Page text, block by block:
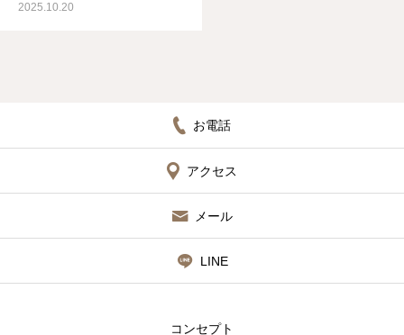
2025.10.20
お電話
アクセス
メール
LINE
コンセプト